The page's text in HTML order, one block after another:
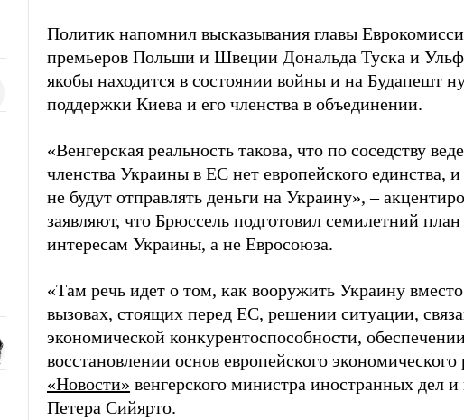
Политик напомнил высказывания главы
премьеров Польши и Швеции Дональда Туска и
якобы находится в состоянии войны и на Будапешт
поддержки Киева и его членства в объединении.
«Венгерская реальность такова, что по соседству
членства Украины в ЕС нет европейского единства,
не будут отправлять деньги на Украину», –
заявляют, что Брюссель подготовил семилетний
интересам Украины, а не Евросоюза.
«Там речь идет о том, как вооружить Украину
вызовах, стоящих перед ЕС, решении ситуации,
экономической конкурентоспособности,
восстановлении основ европейского
«Новости» венгерского министра иностранных дел
Петера Сийярто.